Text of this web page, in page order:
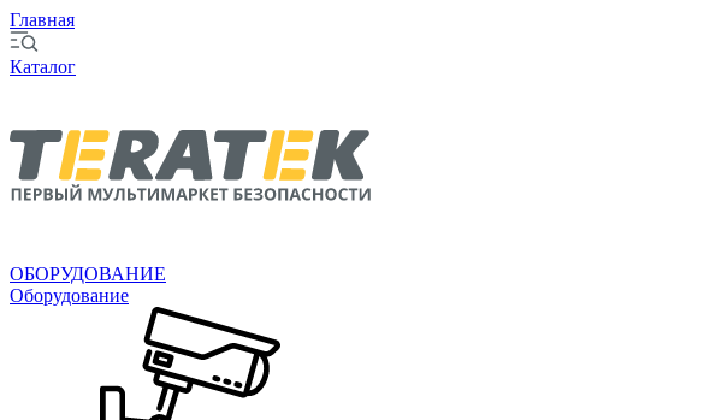
Главная
Каталог
ОБОРУДОВАНИЕ
Оборудование